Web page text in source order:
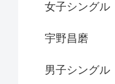
女子シングル
宇野昌磨
男子シングル